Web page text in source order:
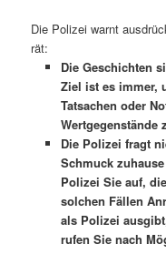
Die Polizei warnt
rät:
Die Geschichten
Ziel ist es immer,
Tatsachen oder
Wertgegenstände
Die Polizei fragt
Schmuck
Polizei Sie auf,
solchen Fällen
als Polizei
rufen Sie nach